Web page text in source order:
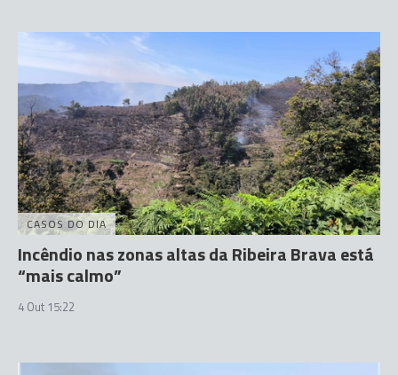
CASOS DO DIA
Incêndio nas zonas altas da Ribeira Brava está
“mais calmo”
4 Out 15:22